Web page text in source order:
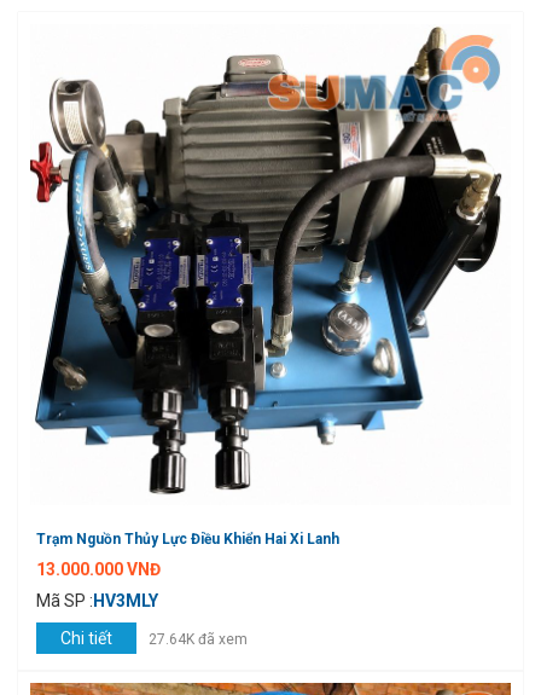
Trạm Nguồn Thủy Lực Điều Khiển Hai Xi Lanh
13.000.000 VNĐ
Mã SP : HV3MLY
Chi tiết
27.64K đã xem